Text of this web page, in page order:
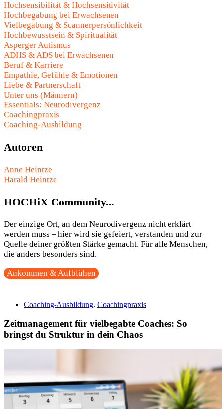
Hochsensibilität & Hochsensitivität
Hochbegabung bei Erwachsenen
Vielbegabung & Scannerpersönlichkeit
Hochbewusstsein & Spiritualität
Asperger Autismus
ADHS & ADS bei Erwachsenen
Beruf & Karriere
Empathie, Gefühle & Emotionen
Liebe & Partnerschaft
Unter uns (Männern)
Essentials: Neurodivergenz
Coachingpraxis
Coaching-Ausbildung
Autoren
Anne Heintze
Harald Heintze
HOCHiX Community...
Der einzige Ort, an dem Neurodivergenz nicht erklärt
werden muss – hier wird sie gefeiert, verstanden und zur
Quelle deiner größten Stärke gemacht. Für alle Menschen,
die anders besonders sind.
Ankommen & Aufblühen
Coaching-Ausbildung, Coachingpraxis
Zeitmanagement für vielbegabte Coaches: So
bringst du Struktur in dein Chaos